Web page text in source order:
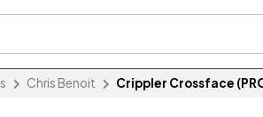
Chris Benoit Crippler Crossface